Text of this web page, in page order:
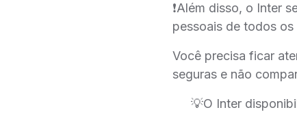
❗️Além disso, o Inter
pessoais de todos os
Você precisa ficar
seguras e não
💡O Inter